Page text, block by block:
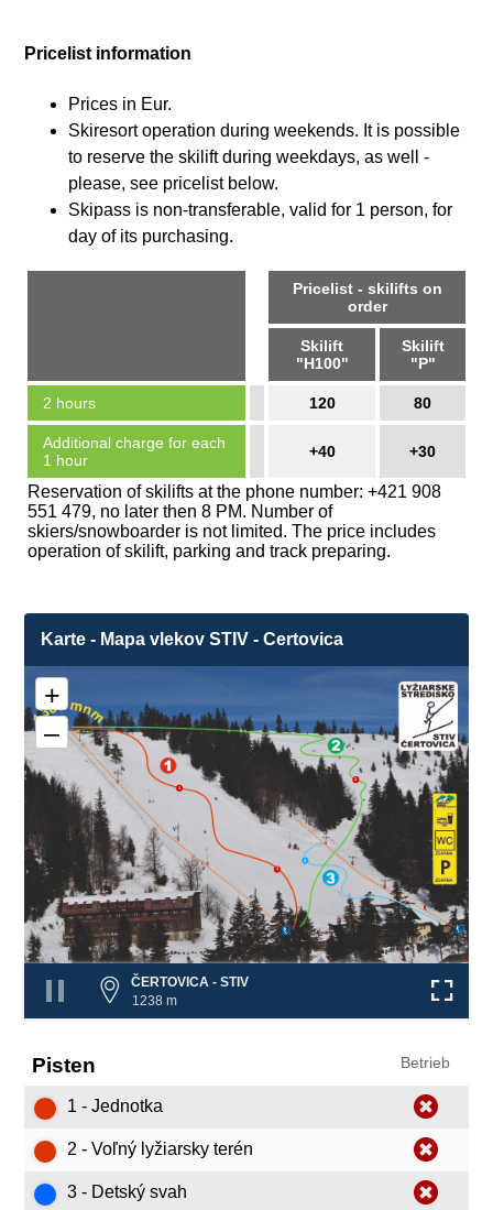
Pricelist information
Prices in Eur.
Skiresort operation during weekends. It is possible
to reserve the skilift during weekdays, as well -
please, see pricelist below.
Skipass is non-transferable, valid for 1 person, for
day of its purchasing.
Pricelist - skilifts on
order
Skilift
"H100"
Skilift
"P"
Reservation of skilifts at the phone number: +421 908
551 479, no later then 8 PM. Number of
skiers/snowboarder is not limited. The price includes
operation of skilift, parking and track preparing.
2 hours 120 80
Additional charge for each
1 hour
+40 +30
Karte - Mapa vlekov STIV - Certovica
1
1
2
3
❌ ❌
+
–
ČERTOVICA - STIV
1238 m
Pisten Betrieb
1 - Jednotka
2 - Voľný lyžiarsky terén
3 - Detský svah